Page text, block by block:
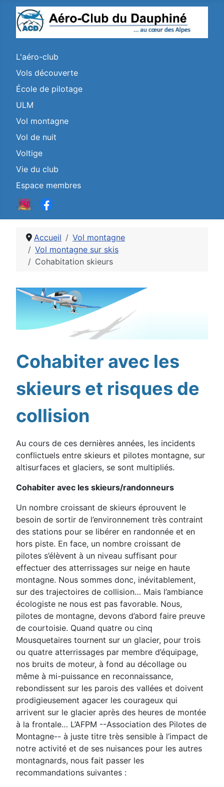
L'aéro-club
Vols découverte
École de pilotage
ULM
Vol montagne
Vol de nuit
Voltige
Vie du club
Espace membres
Accueil
Vol montagne
Vol montagne sur skis
Cohabitation skieurs
Détails
Cohabiter avec les
skieurs et risques de
collision
Au cours de ces dernières années, les incidents
conflictuels entre skieurs et pilotes montagne, sur
altisurfaces et glaciers, se sont multipliés.
Cohabiter avec les skieurs/randonneurs
Un nombre croissant de skieurs éprouvent le
besoin de sortir de l’environnement très contraint
des stations pour se libérer en randonnée et en
hors piste. En face, un nombre croissant de
pilotes s’élèvent à un niveau suffisant pour
effectuer des atterrissages sur neige en haute
montagne. Nous sommes donc, inévitablement,
sur des trajectoires de collision… Mais l’ambiance
écologiste ne nous est pas favorable. Nous,
pilotes de montagne, devons d’abord faire preuve
de courtoisie. Quand quatre ou cinq
Mousquetaires tournent sur un glacier, pour trois
ou quatre atterrissages par membre d’équipage,
nos bruits de moteur, à fond au décollage ou
même à mi-puissance en reconnaissance,
rebondissent sur les parois des vallées et doivent
prodigieusement agacer les courageux qui
arrivent sur le glacier après des heures de montée
à la frontale… L’AFPM --Association des Pilotes de
Montagne-- à juste titre très sensible à l’impact de
notre activité et de ses nuisances pour les autres
montagnards, nous fait passer les
recommandations suivantes :